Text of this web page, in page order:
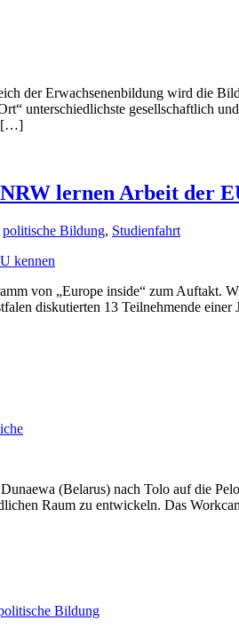
der Erwachsenenbildung wird die
unterschiedlichste gesellschaftlich
[…]
lernen Arbeit der
politische Bildung, Studienfahrt
von „Europe inside“ zum Auftakt.
diskutierten 13 Teilnehmende
(Belarus) nach Tolo auf die
Raum zu entwickeln. Das
Bildung